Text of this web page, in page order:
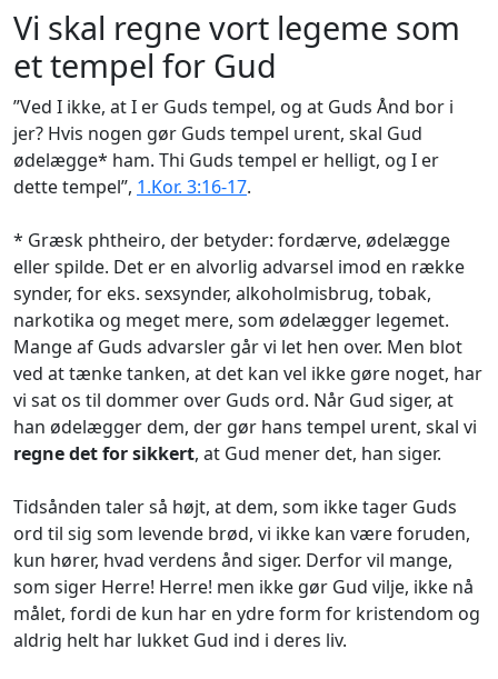
Vi skal regne vort legeme som
et tempel for Gud
”Ved I ikke, at I er Guds tempel, og at Guds Ånd bor i
jer? Hvis nogen gør Guds tempel urent, skal Gud
ødelægge* ham. Thi Guds tempel er helligt, og I er
dette tempel”, 1.Kor. 3:16-17.
* Græsk phtheiro, der betyder: fordærve, ødelægge
eller spilde. Det er en alvorlig advarsel imod en række
synder, for eks. sexsynder, alkoholmisbrug, tobak,
narkotika og meget mere, som ødelægger legemet.
Mange af Guds advarsler går vi let hen over. Men blot
ved at tænke tanken, at det kan vel ikke gøre noget, har
vi sat os til dommer over Guds ord. Når Gud siger, at
han ødelægger dem, der gør hans tempel urent, skal vi
regne det for sikkert, at Gud mener det, han siger.
Tidsånden taler så højt, at dem, som ikke tager Guds
ord til sig som levende brød, vi ikke kan være foruden,
kun hører, hvad verdens ånd siger. Derfor vil mange,
som siger Herre! Herre! men ikke gør Gud vilje, ikke nå
målet, fordi de kun har en ydre form for kristendom og
aldrig helt har lukket Gud ind i deres liv.